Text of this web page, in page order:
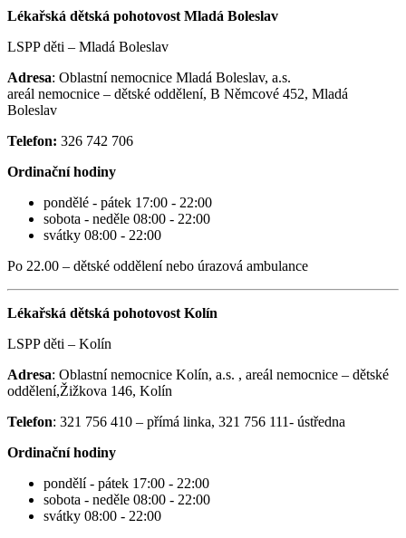
Lékařská dětská pohotovost Mladá Boleslav
LSPP děti – Mladá Boleslav
Adresa: Oblastní nemocnice Mladá Boleslav, a.s.
areál nemocnice – dětské oddělení, B Němcové 452, Mladá
Boleslav
Telefon: 326 742 706
Ordinační hodiny
pondělé - pátek 17:00 - 22:00
sobota - neděle 08:00 - 22:00
svátky 08:00 - 22:00
Po 22.00 – dětské oddělení nebo úrazová ambulance
Lékařská dětská pohotovost Kolín
LSPP děti – Kolín
Adresa: Oblastní nemocnice Kolín, a.s. , areál nemocnice – dětské
oddělení,Žižkova 146, Kolín
Telefon: 321 756 410 – přímá linka, 321 756 111- ústředna
Ordinační hodiny
pondělí - pátek 17:00 - 22:00
sobota - neděle 08:00 - 22:00
svátky 08:00 - 22:00